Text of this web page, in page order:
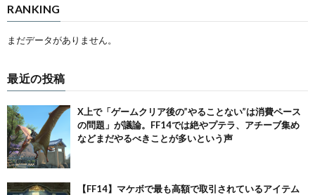
RANKING
まだデータがありません。
最近の投稿
X上で「ゲームクリア後の”やることない”は消費ペース
の問題」が議論。FF14では絶やプテラ、アチーブ集め
などまだやるべきことが多いという声
【FF14】マケボで最も高額で取引されているアイテム